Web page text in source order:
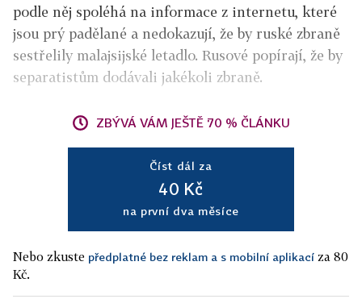
podle něj spoléhá na informace z internetu, které
jsou prý padělané a nedokazují, že by ruské zbraně
sestřelily malajsijské letadlo. Rusové popírají, že by
separatistům dodávali jakékoli zbraně.
ZBÝVÁ VÁM JEŠTĚ 70 % ČLÁNKU
Číst dál za
40 Kč
na první dva měsíce
Nebo zkuste předplatné bez reklam a s mobilní aplikací za 80
Kč.